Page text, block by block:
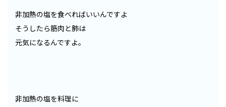
非加熱の塩を食べればいいんですよ
そうしたら筋肉と肺は
元気になるんですよ。
非加熱の塩を料理に